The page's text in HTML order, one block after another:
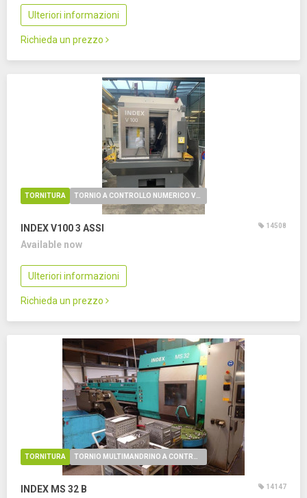
Ulteriori informazioni
Richieda un prezzo
TORNITURA
INDEX V1003 ASSI 14508
Available now
Ulteriori informazioni
Richieda un prezzo
TORNITURA
INDEX MS 32 B 14147